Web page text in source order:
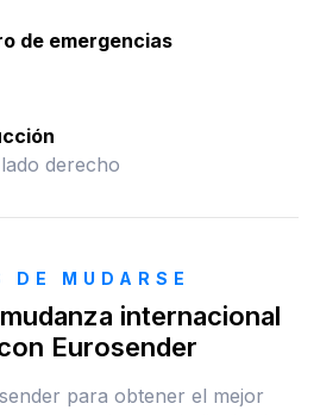
de emergencias
derecho
DE MUDARSE
internacional
Eurosender
para obtener el mejor